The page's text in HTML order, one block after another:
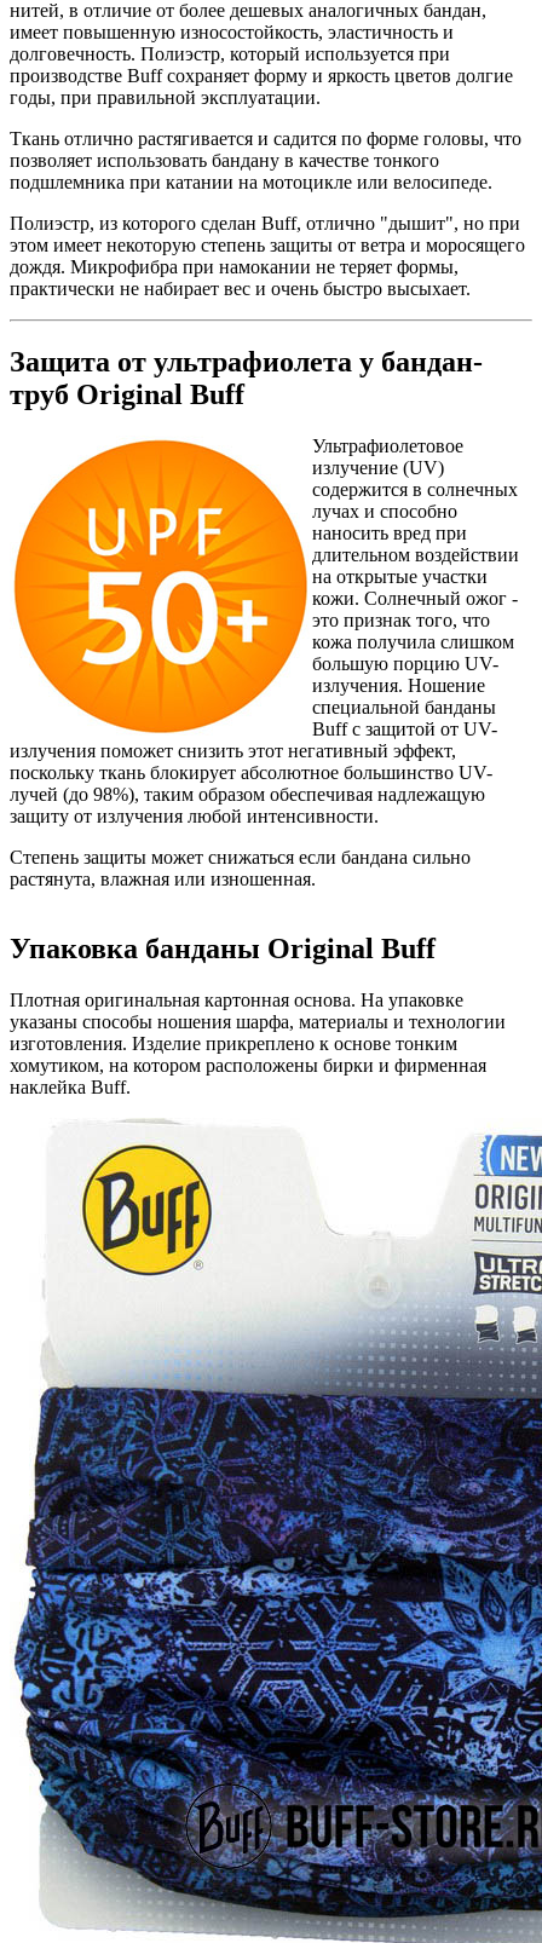
нитей, в отличие от более дешевых аналогичных бандан,
имеет повышенную износостойкость, эластичность и
долговечность. Полиэстр, который используется при
производстве Buff сохраняет форму и яркость цветов долгие
годы, при правильной эксплуатации.
Ткань отлично растягивается и садится по форме головы, что
позволяет использовать бандану в качестве тонкого
подшлемника при катании на мотоцикле или велосипеде.
Полиэстр, из которого сделан Buff, отлично "дышит", но при
этом имеет некоторую степень защиты от ветра и моросящего
дождя. Микрофибра при намокании не теряет формы,
практически не набирает вес и очень быстро высыхает.
Защита от ультрафиолета у бандан-
труб Original Buff
Ультрафиолетовое
излучение (UV)
содержится в солнечных
лучах и способно
наносить вред при
длительном воздействии
на открытые участки
кожи. Солнечный ожог -
это признак того, что
кожа получила слишком
большую порцию UV-
излучения. Ношение
специальной банданы
Buff с защитой от UV-
излучения поможет снизить этот негативный эффект,
поскольку ткань блокирует абсолютное большинство UV-
лучей (до 98%), таким образом обеспечивая надлежащую
защиту от излучения любой интенсивности.
Степень защиты может снижаться если бандана сильно
растянута, влажная или изношенная.
Упаковка банданы Original Buff
Плотная оригинальная картонная основа. На упаковке
указаны способы ношения шарфа, материалы и технологии
изготовления. Изделие прикреплено к основе тонким
хомутиком, на котором расположены бирки и фирменная
наклейка Buff.